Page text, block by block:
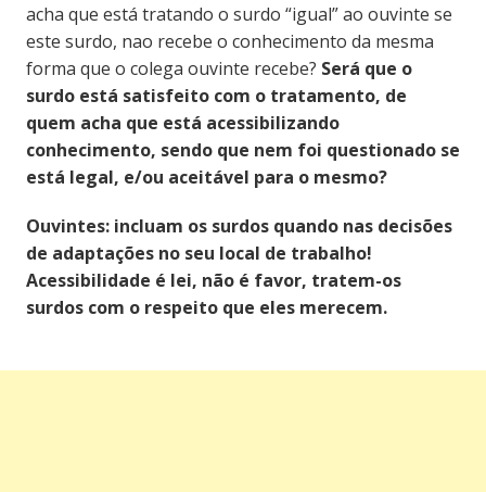
acha que está tratando o surdo “igual” ao ouvinte se
este surdo, nao recebe o conhecimento da mesma
forma que o colega ouvinte recebe? Será que o
surdo está satisfeito com o tratamento, de
quem acha que está acessibilizando
conhecimento, sendo que nem foi questionado se
está legal, e/ou aceitável para o mesmo?
Ouvintes: incluam os surdos quando nas decisões
de adaptações no seu local de trabalho!
Acessibilidade é lei, não é favor, tratem-os
surdos com o respeito que eles merecem.